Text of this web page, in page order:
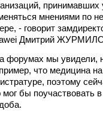
принимавших
мнениями по
- говорит
Дмитрий
форумах мы увидели,
что медицина
поэтому
мог бы поучаствовать